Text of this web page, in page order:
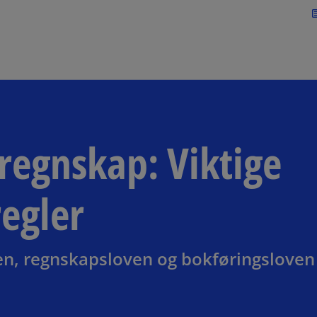
Viktige
regnskapsloven og bokføringsloven